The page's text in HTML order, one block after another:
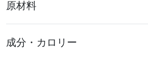
原材料
成分・カロリー